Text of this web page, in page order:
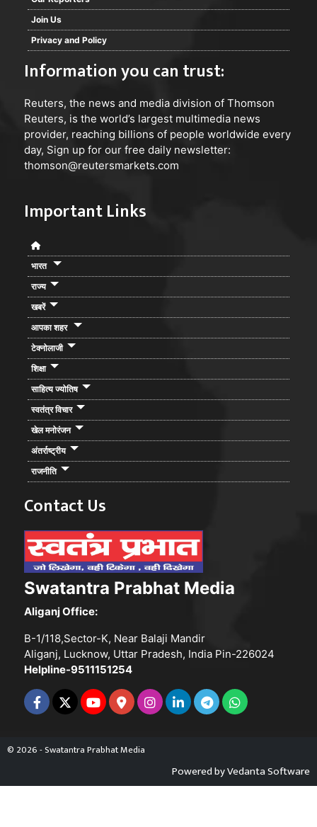
Join Us
Privacy and Policy
Information you can trust:
Reuters, the news and media division of Thomson
Reuters, is the world’s largest multimedia news
provider, reaching billions of people worldwide every
day, Sign up for our free daily newsletter:
thomson@reutersmarkets.com
Important Links
भारत
राज्य
खबरें
आपका शहर
टेक्नोलाजी
शिक्षा
साहित्य ज्योतिष
स्वतंत्र विचार
खेल मनोरंजन
अंतर्राष्ट्रीय
राजनीति
Contact Us
Swatantra Prabhat Media
Aliganj Office:
B-1/118,Sector-K, Near Balaji Mandir
Aliganj, Lucknow, Uttar Pradesh, India Pin-226024
Helpline-9511151254
© 2026 - Swatantra Prabhat Media
Powered byVedanta Software